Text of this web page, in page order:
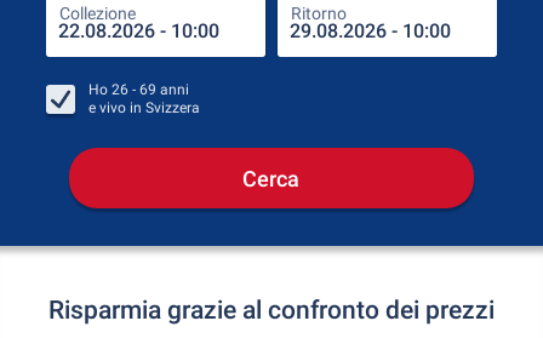
Collezione Ritorno
Ho 26 - 69 anni
e vivo in Svizzera
Cerca
Risparmia grazie al confronto dei prezzi